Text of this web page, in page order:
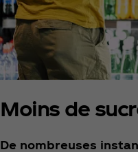
Moins de
De nombreuses